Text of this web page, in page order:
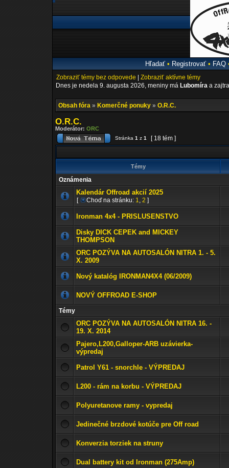
Hľadať• Registrovať• FAQ
Zobraziť témy bez odpovede
Zobraziť aktívne témy
Dnes je nedela 9. augusta 2026, meniny má Lubomíra a
Obsah fóra » Komerčné ponuky » O.R.C.
O.R.C.
Moderátor: ORC
Stránka 1 z 1 [ 18 tém ]
Témy
Oznámenia
Kalendár Offroad akcií 2025
[ Choď na stránku: 1, 2 ]
Ironman 4x4 - PRISLUSENSTVO
Disky DICK CEPEK and MICKEY
THOMPSON
ORC POZÝVA NA AUTOSALÓN NITRA 1. - 5.
X. 2009
Nový katalóg IRONMAN4X4 (06/2009)
NOVÝ OFFROAD E-SHOP
Témy
ORC POZÝVA NA AUTOSALÓN NITRA 16. -
19. X. 2014
Pajero,L200,Galloper-ARB uzávierka-
výpredaj
Patrol Y61 - snorchle - VÝPREDAJ
L200 - rám na korbu - VÝPREDAJ
Polyuretanove ramy - vypredaj
Jedinečné brzdové kotúče pre Off road
Konverzia torziek na struny
Dual battery kit od Ironman (275Amp)